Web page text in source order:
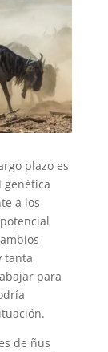
plazo es
genética
a los
tanta
para
de ñus